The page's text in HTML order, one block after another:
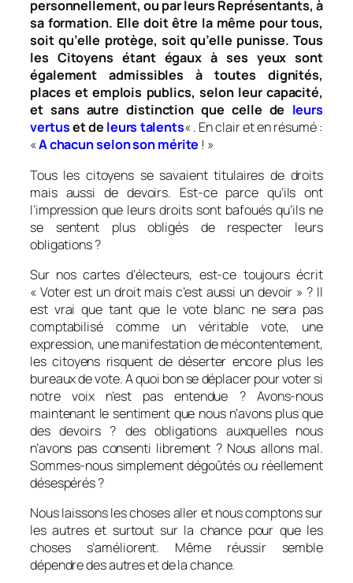
personnellement, ou par leurs Représentants, à
sa formation. Elle doit être la même pour tous,
soit qu’elle protège, soit qu’elle punisse. Tous
les Citoyens étant égaux à ses yeux sont
également admissibles à toutes dignités,
places et emplois publics, selon leur capacité,
et sans autre distinction que celle de leurs
vertuset de leurs talents« . En clair et en résumé :
«A chacun selon son mérite ! »
Tous les citoyens se savaient titulaires de droits
mais aussi de devoirs. Est-ce parce qu’ils ont
l’impression que leurs droits sont bafoués qu’ils ne
se sentent plus obligés de respecter leurs
obligations ?
Sur nos cartes d’électeurs, est-ce toujours écrit
« Voter est un droit mais c’est aussi un devoir » ? Il
est vrai que tant que le vote blanc ne sera pas
comptabilisé comme un véritable vote, une
expression, une manifestation de mécontentement,
les citoyens risquent de déserter encore plus les
bureaux de vote. A quoi bon se déplacer pour voter si
notre voix n’est pas entendue ? Avons-nous
maintenant le sentiment que nous n’avons plus que
des devoirs ? des obligations auxquelles nous
n’avons pas consenti librement ? Nous allons mal.
Sommes-nous simplement dégoûtés ou réellement
désespérés ?
Nous laissons les choses aller et nous comptons sur
les autres et surtout sur la chance pour que les
choses s’améliorent. Même réussir semble
dépendre des autres et de la chance.